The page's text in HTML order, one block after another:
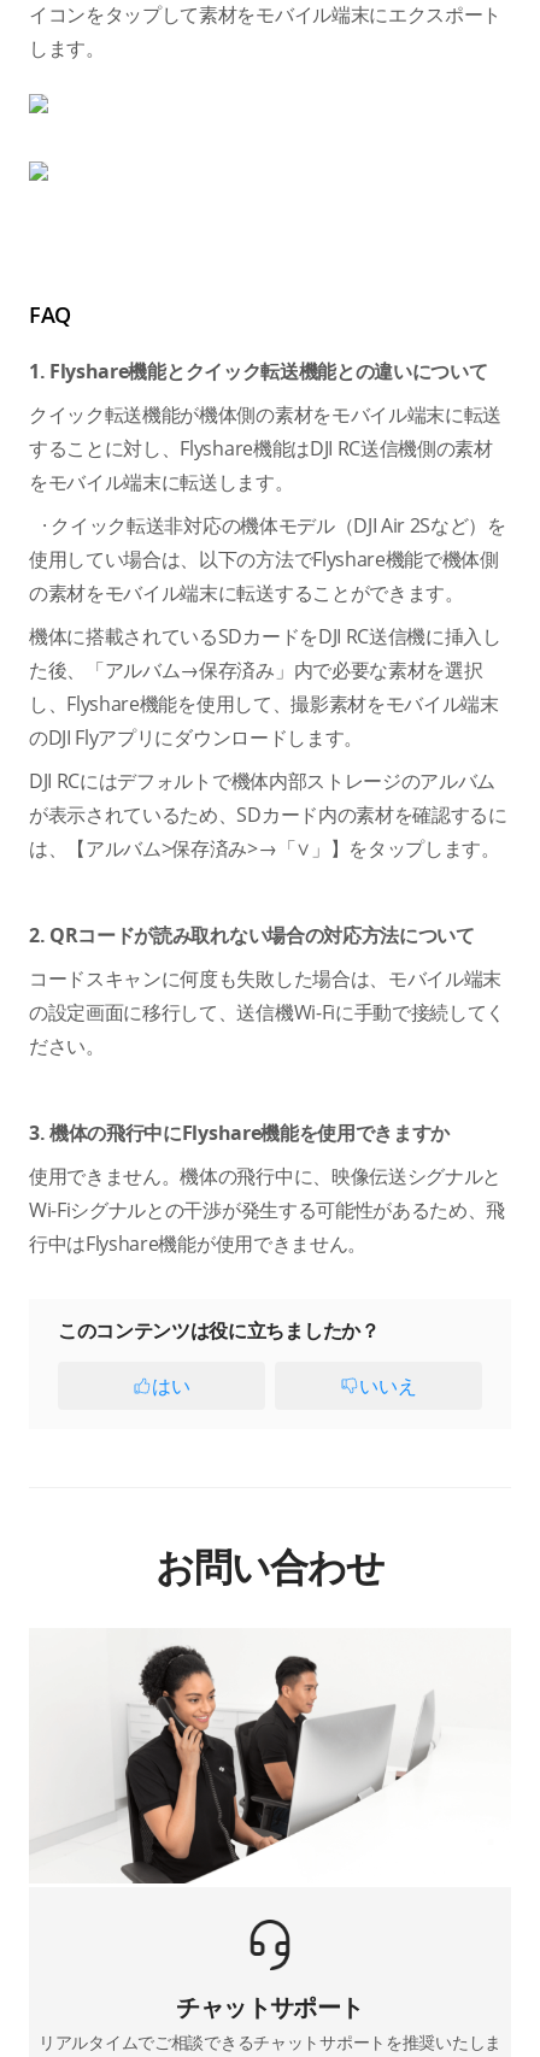
イコンをタップして素材をモバイル端末にエクスポート
します。
FAQ
1. Flyshare機能とクイック転送機能との違いについて
クイック転送機能が機体側の素材をモバイル端末に転送
することに対し、Flyshare機能はDJI RC送信機側の素材
をモバイル端末に転送します。
· クイック転送非対応の機体モデル（DJI Air 2Sなど）を
使用してい場合は、以下の方法でFlyshare機能で機体側
の素材をモバイル端末に転送することができます。
機体に搭載されているSDカードをDJI RC送信機に挿入し
た後、「アルバム→保存済み」内で必要な素材を選択
し、Flyshare機能を使用して、撮影素材をモバイル端末
のDJI Flyアプリにダウンロードします。
DJI RCにはデフォルトで機体内部ストレージのアルバム
が表示されているため、SDカード内の素材を確認するに
は、【アルバム>保存済み>→「∨」】をタップします。
2. QRコードが読み取れない場合の対応方法について
コードスキャンに何度も失敗した場合は、モバイル端末
の設定画面に移行して、送信機Wi-Fiに手動で接続してく
ださい。
3. 機体の飛行中にFlyshare機能を使用できますか
使用できません。機体の飛行中に、映像伝送シグナルと
Wi-Fiシグナルとの干渉が発生する可能性があるため、飛
行中はFlyshare機能が使用できません。
このコンテンツは役に立ちましたか？
はい いいえ
お問い合わせ
チャットサポート
リアルタイムでご相談できるチャットサポートを推奨いたしま